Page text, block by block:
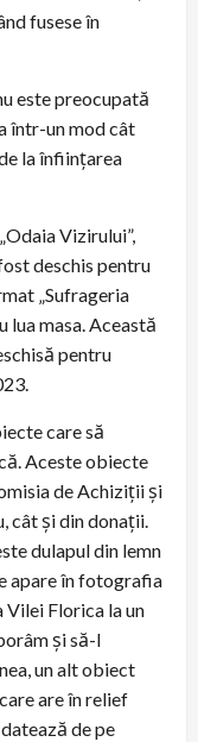
fusese în
este preocupată
într-un mod cât
la înființarea
Vizirului”,
deschis pentru
„Sufrageria
lua masa. Această
pentru
care să
Aceste obiecte
de Achiziții și
cât și din donații.
dulapul din lemn
apare în fotografia
Vilei Florica la un
și să-l
un alt obiect
are în relief
de pe